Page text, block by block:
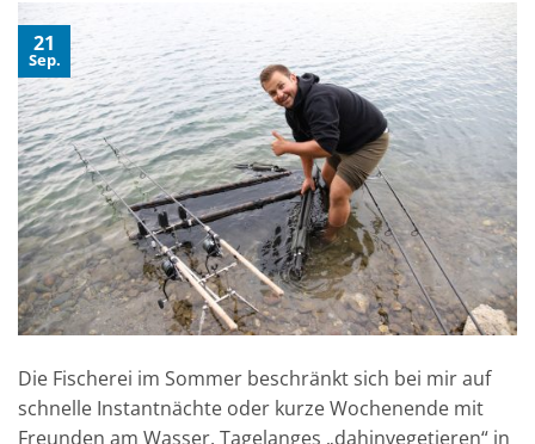
21
Sep.
Die Fischerei im Sommer beschränkt sich bei mir auf
schnelle Instantnächte oder kurze Wochenende mit
Freunden am Wasser. Tagelanges „dahinvegetieren“ in